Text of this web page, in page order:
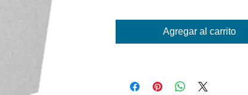
Agregar al carrito